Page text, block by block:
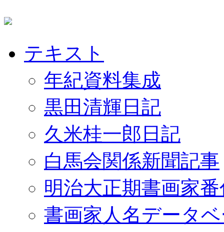
テキスト
年紀資料集成
黒田清輝日記
久米桂一郎日記
白馬会関係新聞記事
明治大正期書画家
書画家人名データ